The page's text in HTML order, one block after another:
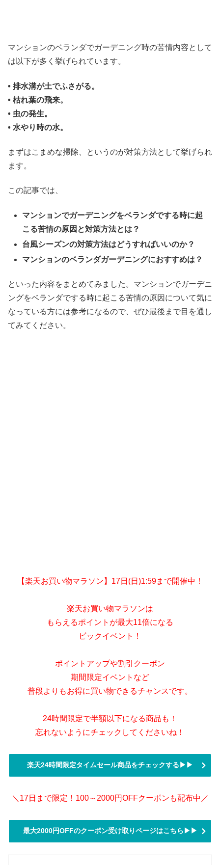
マンションのベランダでガーデニング時の苦情内容として
は以下が多く挙げられています。
• 排水溝が土でふさがる。
• 枯れ葉の飛来。
• 虫の発生。
• 水やり時の水。
まずはこまめな掃除、というのが対策方法として挙げられ
ます。
この記事では、
マンションでガーデニングをベランダでする時に起
こる苦情の原因と対策方法とは？
台風シーズンの対策方法はどうすればいいのか？
マンションのベランダガーデニングにおすすめは？
といった内容をまとめてみました。マンションでガーデニ
ングをベランダでする時に起こる苦情の原因について気に
なっている方には参考になるので、ぜひ最後まで目を通し
てみてください。
【楽天お買い物マラソン】17日(日)1:59まで開催中！
楽天お買い物マラソンは
もらえるポイントが最大11倍になる
ビックイベント！
ポイントアップや割引クーポン
期間限定イベントなど
普段よりもお得に買い物できるチャンスです。
24時間限定で半額以下になる商品も！
忘れないようにチェックしてくださいね！
楽天24時間限定タイムセール商品をチェックする▶▶
＼17日まで限定！100～2000円OFFクーポンも配布中／
最大2000円OFFのクーポン受け取りページはこちら▶▶